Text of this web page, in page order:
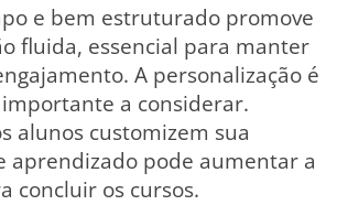
e bem estruturado promove
fluida, essencial para manter
A personalização é
a considerar.
alunos customizem sua
aprendizado pode aumentar a
concluir os cursos.